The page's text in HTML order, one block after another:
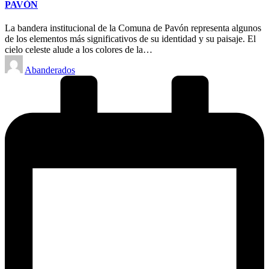
PAVÓN
La bandera institucional de la Comuna de Pavón representa algunos
de los elementos más significativos de su identidad y su paisaje. El
cielo celeste alude a los colores de la…
Posted
by
Abanderados